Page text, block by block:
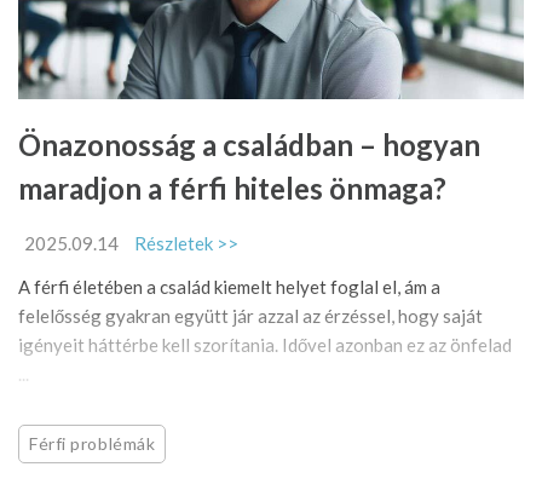
Önazonosság a családban – hogyan
maradjon a férfi hiteles önmaga?
2025.09.14
Részletek >>
A férfi életében a család kiemelt helyet foglal el, ám a
felelősség gyakran együtt jár azzal az érzéssel, hogy saját
igényeit háttérbe kell szorítania. Idővel azonban ez az önfelad
...
Férfi problémák